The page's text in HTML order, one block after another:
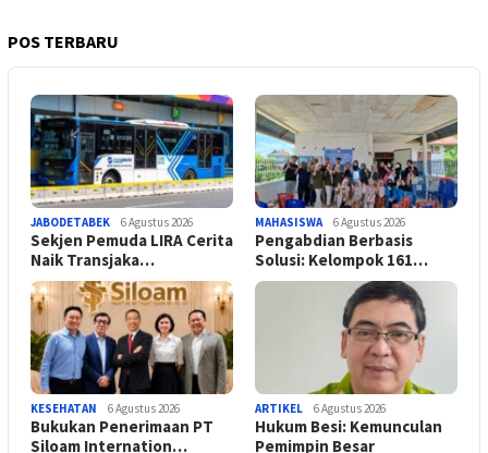
POS TERBARU
JABODETABEK 6 Agustus 2026
Sekjen Pemuda LIRA Cerita
Naik Transjaka…
MAHASISWA 6 Agustus 2026
Pengabdian Berbasis
Solusi: Kelompok 161…
KESEHATAN 6 Agustus 2026
Bukukan Penerimaan PT
Siloam Internation…
ARTIKEL 6 Agustus 2026
Hukum Besi: Kemunculan
Pemimpin Besar